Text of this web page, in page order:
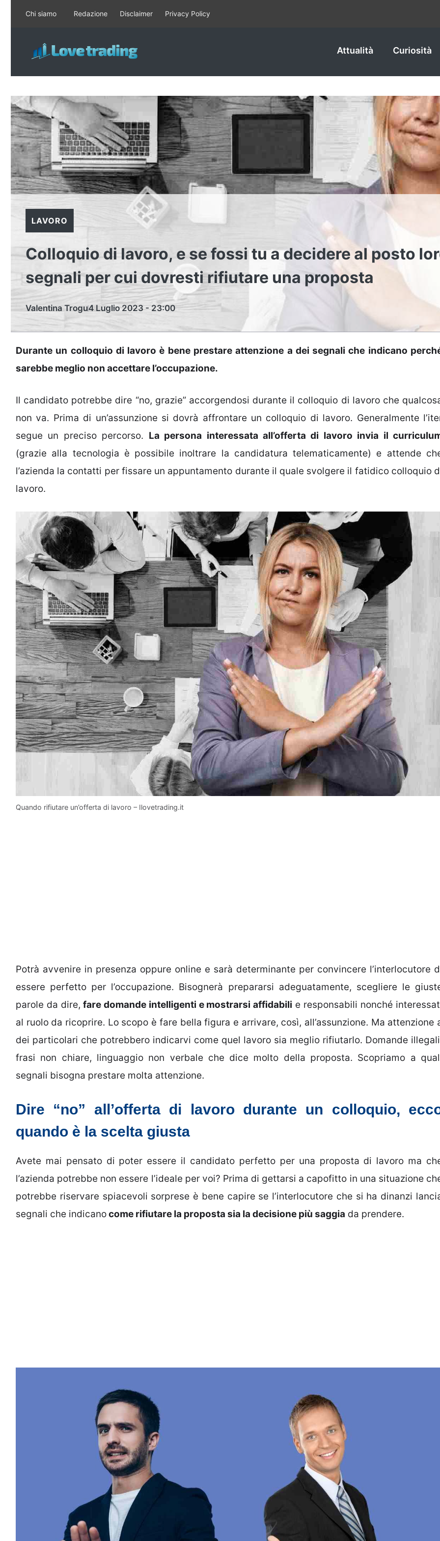
contenuto
Chi siamo Redazione Disclaimer Privacy Policy
Attualità Curiosità
LAVORO
Colloquio di lavoro, e se fossi tu a decidere al posto
segnali per cui dovresti rifiutare una proposta
Valentina Trogu4 Luglio 2023 - 23:00
Durante un colloquio di lavoro è bene prestare attenzione a dei segnali che indicano
sarebbe meglio non accettare l’occupazione.
Il candidato potrebbe dire “no, grazie” accorgendosi durante il colloquio di lavoro che
non va. Prima di un’assunzione si dovrà affrontare un colloquio di lavoro. Generalmente
segue un preciso percorso. La persona interessata all’offerta di lavoro invia il
(grazie alla tecnologia è possibile inoltrare la candidatura telematicamente) e attende
l’azienda la contatti per fissare un appuntamento durante il quale svolgere il fatidico colloquio
lavoro.
Quando rifiutare un’offerta di lavoro – Ilovetrading.it
Potrà avvenire in presenza oppure online e sarà determinante per convincere l’interlocutore
essere perfetto per l’occupazione. Bisognerà prepararsi adeguatamente, scegliere le
parole da dire, fare domande intelligenti e mostrarsi affidabili e responsabili nonché
al ruolo da ricoprire. Lo scopo è fare bella figura e arrivare, così, all’assunzione. Ma attenzione
dei particolari che potrebbero indicarvi come quel lavoro sia meglio rifiutarlo. Domande
frasi non chiare, linguaggio non verbale che dice molto della proposta. Scopriamo a
segnali bisogna prestare molta attenzione.
Dire “no” all’offerta di lavoro durante un colloquio,
quando è la scelta giusta
Avete mai pensato di poter essere il candidato perfetto per una proposta di lavoro ma
l’azienda potrebbe non essere l’ideale per voi? Prima di gettarsi a capofitto in una situazione
potrebbe riservare spiacevoli sorprese è bene capire se l’interlocutore che si ha dinanzi
segnali che indicanocome rifiutare la proposta sia la decisione più saggia da prendere.